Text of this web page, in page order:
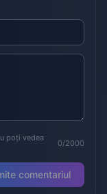
poți vedea
0/2000
comentariul